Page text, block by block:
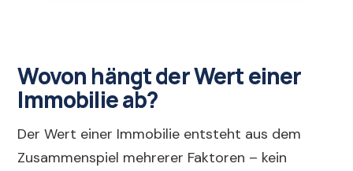
Wovon hängt der Wert einer
Immobilie ab?
Der Wert einer Immobilie entsteht aus dem
Zusammenspiel mehrerer Faktoren – kein